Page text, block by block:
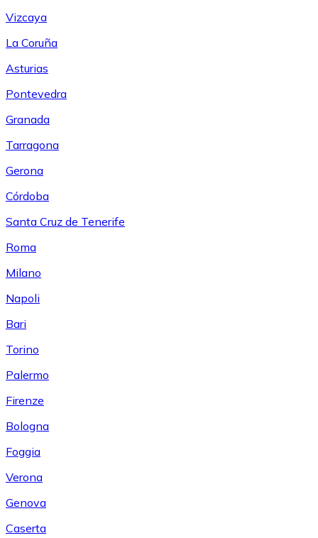
Vizcaya
La Coruña
Asturias
Pontevedra
Granada
Tarragona
Gerona
Córdoba
Santa Cruz de Tenerife
Roma
Milano
Napoli
Bari
Torino
Palermo
Firenze
Bologna
Foggia
Verona
Genova
Caserta